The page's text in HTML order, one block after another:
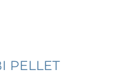
PELLET